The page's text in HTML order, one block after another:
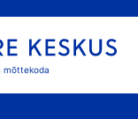
mõttekoda